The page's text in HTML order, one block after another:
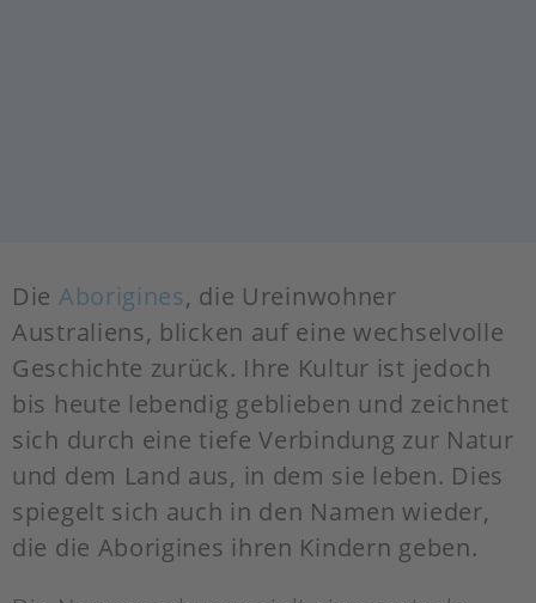
Die Aborigines, die Ureinwohner
Australiens, blicken auf eine wechselvolle
Geschichte zurück. Ihre Kultur ist jedoch
bis heute lebendig geblieben und zeichnet
sich durch eine tiefe Verbindung zur Natur
und dem Land aus, in dem sie leben. Dies
spiegelt sich auch in den Namen wieder,
die die Aborigines ihren Kindern geben.